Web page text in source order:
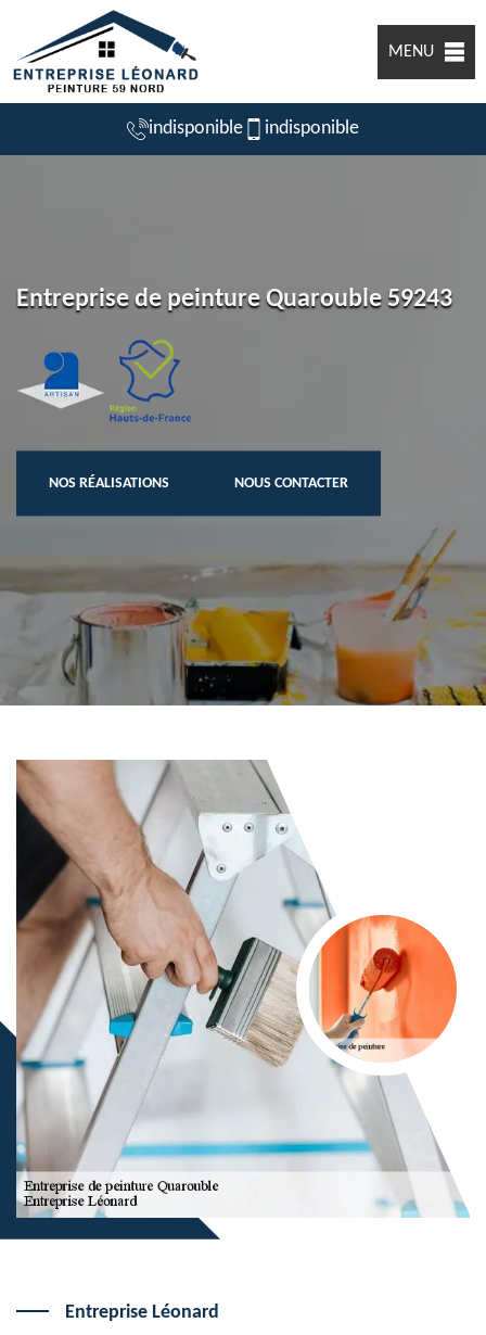
MENU
indisponible indisponible
Entreprise de peinture Quarouble 59243
NOS RÉALISATIONS NOUS CONTACTER
Entreprise Léonard